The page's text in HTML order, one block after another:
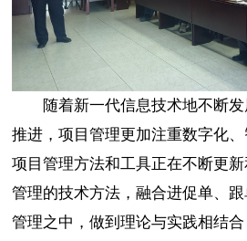
随着新一代信息技术地不断发
推进，项目管理更加注重数字化、
项目管理方法和工具正在不断更
管理的技术方法，融合进促单、
管理之中，做到理论与实践相结